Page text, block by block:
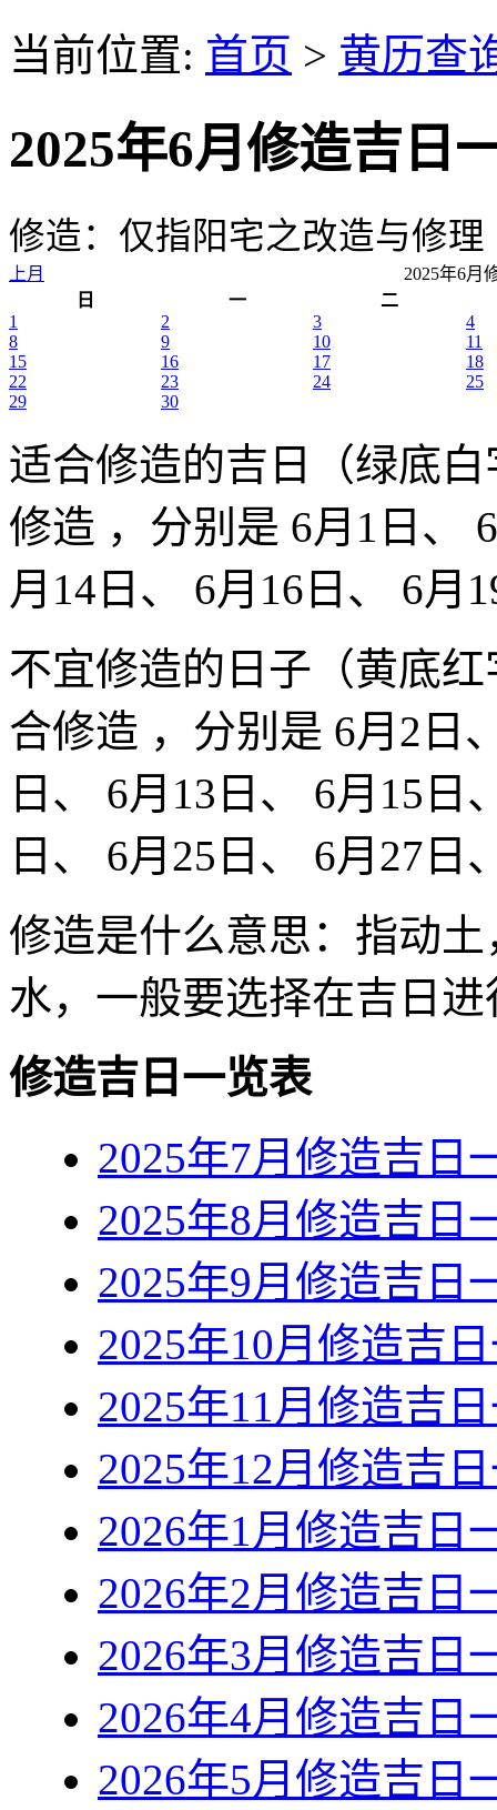
当前位置: 首页 > 黄历查
2025年6月修造吉日
修造：仅指阳宅之改造与修理
上月
2025年6月
日
一
二
1
2 3
4
8
9 10
11
15
16 17
18
22
23 24
25
29
30
适合修造的吉日（绿底白
修造 ，分别是 6月1日、
月14日、 6月16日、 6月
不宜修造的日子（黄底红
合修造 ，分别是 6月2日
日、 6月13日、 6月15日
日、 6月25日、 6月27日
修造是什么意思：指动
水，一般要选择在吉日进
修造吉日一览表
2025年7月修造吉日
2025年8月修造吉日
2025年9月修造吉日
2025年10月修造吉
2025年11月修造吉
2025年12月修造吉
2026年1月修造吉日
2026年2月修造吉日
2026年3月修造吉日
2026年4月修造吉日
2026年5月修造吉日